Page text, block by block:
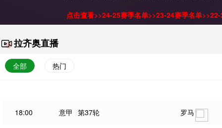
点击查看>>24-25赛季名单>>23-24赛季名单>>
拉齐奥直播
全部 热门
18:00 意甲 第37轮 罗马